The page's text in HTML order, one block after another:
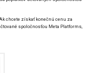
chcete získať konečnú cenu za
spoločnosťou Meta Platforms,